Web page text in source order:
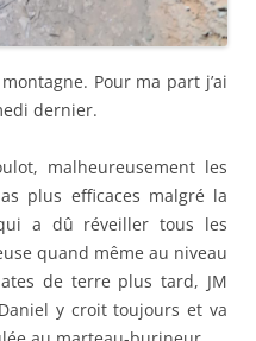
Pour ma part j’ai
dernier.
malheureusement les
plus efficaces malgré la
a dû réveiller tous les
quand même au niveau
de terre plus tard, JM
y croit toujours et va